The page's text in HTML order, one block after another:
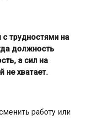
трудностями на
должность
а сил на
не хватает.
работу или